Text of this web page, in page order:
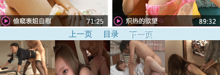
上一页 目录 下一页